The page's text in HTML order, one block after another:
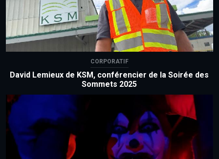
CORPORATIF
David Lemieux de KSM, conférencier de la Soirée des
Sommets 2025